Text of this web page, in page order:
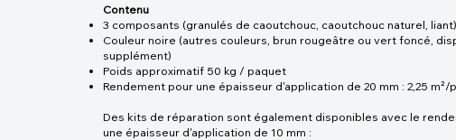
Contenu
3 composants (granulés de caoutchouc, caoutchouc naturel, liant)
Couleur noire (autres couleurs, brun rougeâtre ou vert foncé,
supplément)
Poids approximatif 50 kg / paquet
Rendement pour une épaisseur d'application de 20 mm : 2,25 m²/
Des kits de réparation sont également disponibles avec le
une épaisseur d'application de 10 mm :